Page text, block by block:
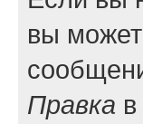
вы
Правка